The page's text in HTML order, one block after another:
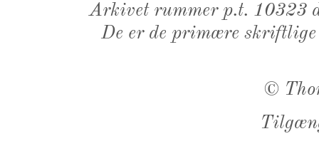
Arkivet rummer p.t. 10323
De er de primære
©